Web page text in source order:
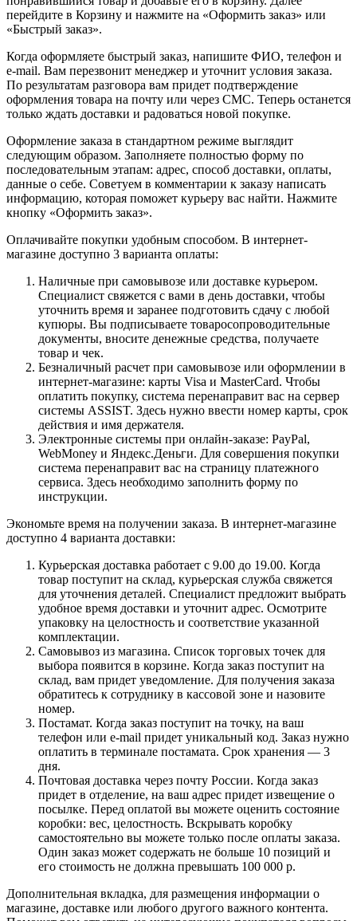
перейдите в Корзину и нажмите на «Оформить заказ» или
«Быстрый заказ».
Когда оформляете быстрый заказ, напишите ФИО, телефон и
e-mail. Вам перезвонит менеджер и уточнит условия заказа.
По результатам разговора вам придет подтверждение
оформления товара на почту или через СМС. Теперь останется
только ждать доставки и радоваться новой покупке.
Оформление заказа в стандартном режиме выглядит
следующим образом. Заполняете полностью форму по
последовательным этапам: адрес, способ доставки, оплаты,
данные о себе. Советуем в комментарии к заказу написать
информацию, которая поможет курьеру вас найти. Нажмите
кнопку «Оформить заказ».
Оплачивайте покупки удобным способом. В интернет-
магазине доступно 3 варианта оплаты:
Наличные при самовывозе или доставке курьером.
Специалист свяжется с вами в день доставки, чтобы
уточнить время и заранее подготовить сдачу с любой
купюры. Вы подписываете товаросопроводительные
документы, вносите денежные средства, получаете
товар и чек.
Безналичный расчет при самовывозе или оформлении в
интернет-магазине: карты Visa и MasterCard. Чтобы
оплатить покупку, система перенаправит вас на сервер
системы ASSIST. Здесь нужно ввести номер карты, срок
действия и имя держателя.
Электронные системы при онлайн-заказе: PayPal,
WebMoney и Яндекс.Деньги. Для совершения покупки
система перенаправит вас на страницу платежного
сервиса. Здесь необходимо заполнить форму по
инструкции.
Экономьте время на получении заказа. В интернет-магазине
доступно 4 варианта доставки:
Курьерская доставка работает с 9.00 до 19.00. Когда
товар поступит на склад, курьерская служба свяжется
для уточнения деталей. Специалист предложит выбрать
удобное время доставки и уточнит адрес. Осмотрите
упаковку на целостность и соответствие указанной
комплектации.
Самовывоз из магазина. Список торговых точек для
выбора появится в корзине. Когда заказ поступит на
склад, вам придет уведомление. Для получения заказа
обратитесь к сотруднику в кассовой зоне и назовите
номер.
Постамат. Когда заказ поступит на точку, на ваш
телефон или e-mail придет уникальный код. Заказ нужно
оплатить в терминале постамата. Срок хранения — 3
дня.
Почтовая доставка через почту России. Когда заказ
придет в отделение, на ваш адрес придет извещение о
посылке. Перед оплатой вы можете оценить состояние
коробки: вес, целостность. Вскрывать коробку
самостоятельно вы можете только после оплаты заказа.
Один заказ может содержать не больше 10 позиций и
его стоимость не должна превышать 100 000 р.
Дополнительная вкладка, для размещения информации о
магазине, доставке или любого другого важного контента.